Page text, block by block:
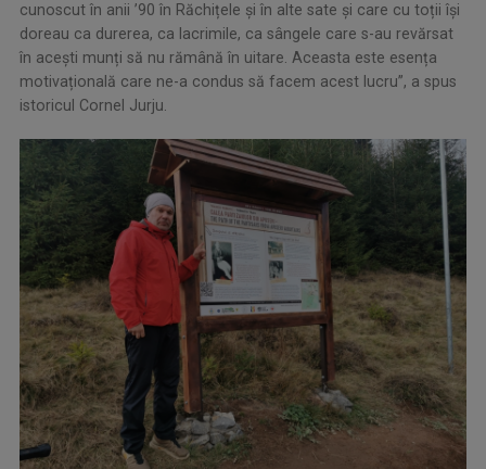
cunoscut în anii ’90 în Răchițele și în alte sate și care cu toții își
doreau ca durerea, ca lacrimile, ca sângele care s-au revărsat
în acești munți să nu rămână în uitare. Aceasta este esența
motivațională care ne-a condus să facem acest lucru”, a spus
istoricul Cornel Jurju.